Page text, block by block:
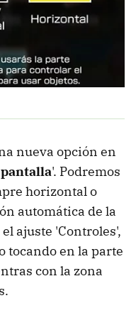
nueva opción en
'. Podremos
horizontal o
automática de la
ajuste 'Controles',
tocando en la parte
con la zona